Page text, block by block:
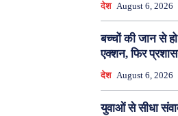
देश August 6, 2026
बच्चों की जान से हो
एक्शन, फिर
देश August 6, 2026
युवाओं से सीधा